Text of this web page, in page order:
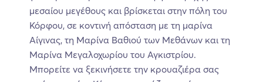
μεσαίου μεγέθους και βρίσκεται στην πόλη του
Κόρφου, σε κοντινή απόσταση με τη μαρίνα
Αίγινας, τη Μαρίνα Βαθιού των Μεθάνων και τη
Μαρίνα Μεγαλοχωρίου του Αγκιστρίου.
Μπορείτε να ξεκινήσετε την κρουαζιέρα σας